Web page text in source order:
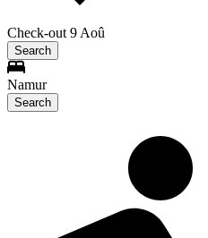
Check-out 9 Aoû
Search
Namur
Search